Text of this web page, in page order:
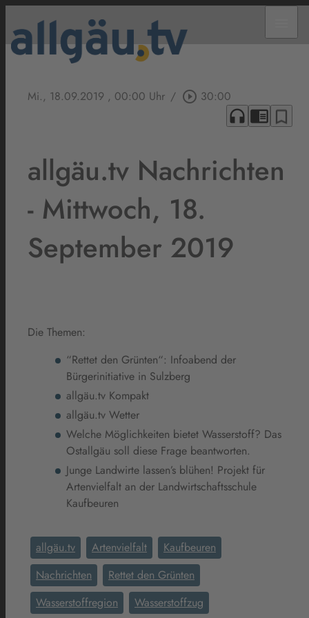
Mi., 18.09.2019 , 00:00 Uhr / play_circle_outline 30:00
headphones chrome_reader_mode bookmark_border
allgäu.tv Nachrichten
- Mittwoch, 18.
September 2019
Die Themen:
“Rettet den Grünten“: Infoabend der
Bürgerinitiative in Sulzberg
allgäu.tv Kompakt
allgäu.tv Wetter
Welche Möglichkeiten bietet Wasserstoff? Das
Ostallgäu soll diese Frage beantworten.
Junge Landwirte lassen’s blühen! Projekt für
Artenvielfalt an der Landwirtschaftsschule
Kaufbeuren
allgäu.tv Artenvielfalt
Kaufbeuren
Nachrichten
Rettet den Grünten
Wasserstoffregion
Wasserstoffzug